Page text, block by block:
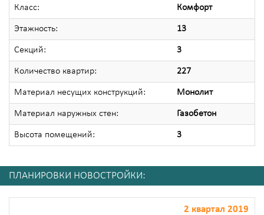
Класс: Комфорт
Этажность: 13
Секций: 3
Количество квартир: 227
Материал несущих конструкций: Монолит
Материал наружных стен: Газобетон
Высота помещений: 3
ПЛАНИРОВКИ НОВОСТРОЙКИ:
2 квартал 2019